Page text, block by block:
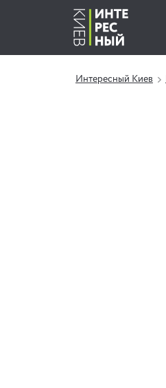
Интересный Киев